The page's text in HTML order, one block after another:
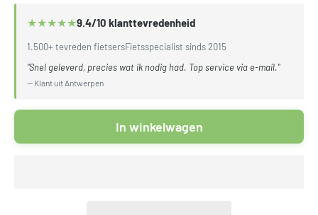
★★★★★9.4/10 klanttevredenheid
1.500+ tevreden fietsersFietsspecialist sinds 2015
"Snel geleverd, precies wat ik nodig had. Top service via e-mail."
— Klant uit Antwerpen
In winkelwagen